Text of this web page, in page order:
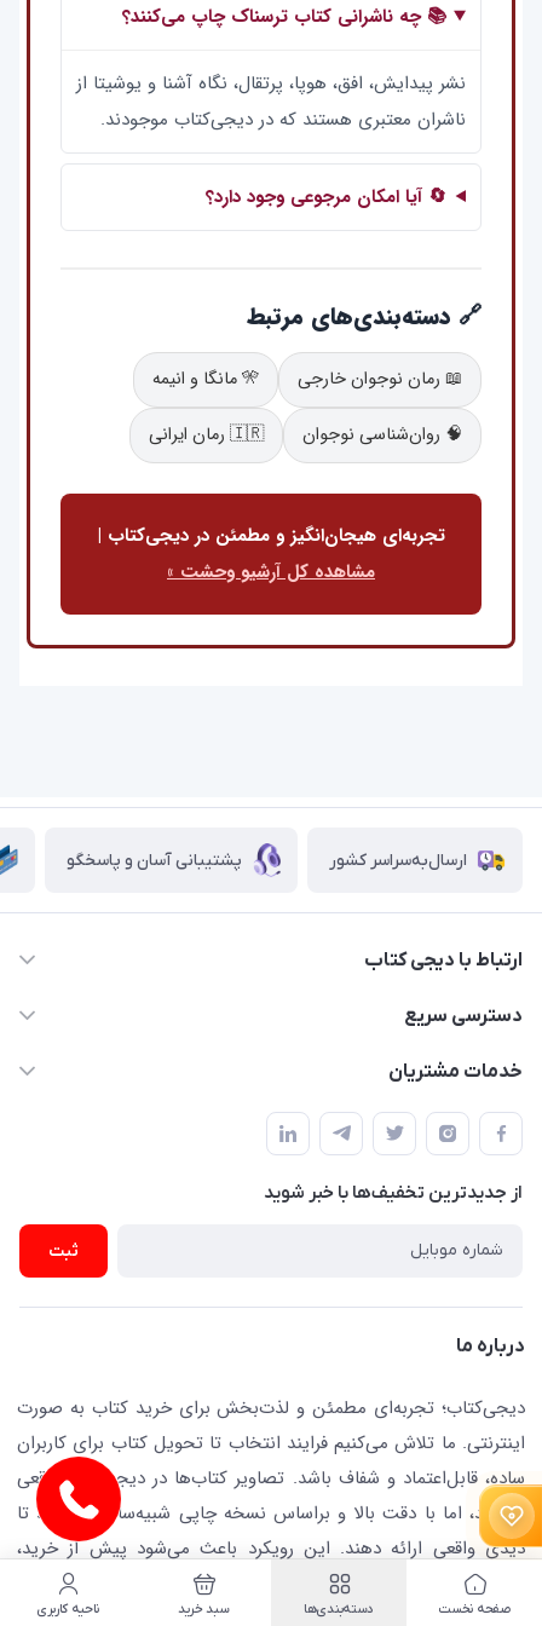
📚 چه ناشرانی کتاب ترسناک چاپ می‌کنند؟
نشر پیدایش، افق، هوپا، پرتقال، نگاه آشنا و یوشیتا از
ناشران معتبری هستند که در دیجی‌کتاب موجودند.
🔄 آیا امکان مرجوعی وجود دارد؟
🔗 دسته‌بندی‌های مرتبط
📖 رمان نوجوان خارجی
🎌 مانگا و انیمه
🧠 روان‌شناسی نوجوان
🇮🇷 رمان ایرانی
تجربه‌ای هیجان‌انگیز و مطمئن در دیجی‌کتاب |
مشاهده کل آرشیو وحشت »
ارسال‌به‌سراسر کشور پشتیبانی آسان و پاسخگو
ارتباط با دیجی کتاب
021-66483376
پلیس امنیت .پلاک 150 (🚷 فروش فقط به صورت آنلاین)
دسترسی سریع
کتاب (دسته‌بندی)
ناشران همکار
نویسندگان و مترجمان
کافه دیجی کتاب
جستجو در سایت
کتابیاب
خدمات مشتریان
راهنما
پیگیری سفارشات
رهگیری مرسولات پستی
ارسال تیکت پشتیبانی
از جدید‌ترین تخفیف‌ها با‌ خبر شوید
ثبت
درباره ما
دیجی‌کتاب؛ تجربه‌ای مطمئن و لذت‌بخش برای خرید کتاب به صورت
اینترنتی. ما تلاش می‌کنیم فرایند انتخاب تا تحویل کتاب برای کاربران
ساده، قابل‌اعتماد و شفاف باشد. تصاویر کتاب‌ها در دیجی‌کتاب واقعی
نیستند، اما با دقت بالا و براساس نسخه چاپی شبیه‌سازی شده‌اند تا
دیدی واقعی ارائه دهند. این رویکرد باعث می‌شود پیش از خرید،
ظاهر کتاب را تقریباً همان‌طور که هست مشاهده کنید. همکاری با
ناشران معتبر، پشتیبانی دقیق و ارسال سریع، تجربه خرید را روان و
صفحه نخست دسته‌بندی‌ها سبد خرید ناحیه کاربری